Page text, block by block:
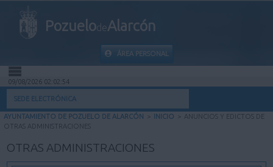
PozuelodeAlarcón
ÁREA PERSONAL
INICIO
INFORMACIÓN PÚBLICA
MI CARPETA
09/08/2026 02:02:54
SEDE ELECTRÓNICA
AYUNTAMIENTO DE POZUELO DE ALARCÓN > INICIO > ANUNCIOS Y EDICTOS DE
OTRAS ADMINISTRACIONES
OTRAS ADMINISTRACIONES